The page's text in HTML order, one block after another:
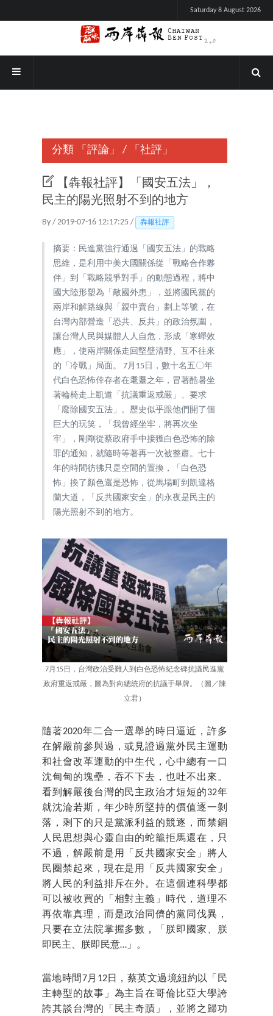
Saturday 8 August 2026
分類 「評論」 / 「社評」
【犇報社評】「國安五法」，
民主的陽光照射不到的地方
By / 2019-07-16 12:17:25 / 犇報社評
摘要：民進黨強行通過「國安五法」的戰略
思維，是利用中美大國關係從「戰略合作夥
伴」到「戰略競爭對手」的動態過程，將中
國大陸形塑為「敵國外患」，並將國民黨的
兩岸和解路線與「親中賣台」劃上等號，在
台灣內部營造「恐共、反共」的政治氛圍，
讓台灣人民與媒體人人自危，形成「寒蟬效
應」，使兩岸關係走回堅壁清野、互不往來
的「冷戰」局面。 7月15日，數十名五〇年
代白色恐怖倖存者在耄耋之年，冒著酷暑坐
著輪椅走上凱道「抗議重返戒嚴」、要求
「廢除國安五法」。歷史似乎跟他們開了個
巨大的玩笑，「我曾經坐牢，將再次坐
牢」，剛剛從蔡政府手中接獲白色恐怖的除
罪的通知，就隨時等著再一次被整肅。七十
年的時間彷彿只是空間的置換，「白色恐
怖」換了顏色還是恐怖，從馬場町到凱達格
蘭大道，「反共國家安全」的永夜是民主的
陽光照射不到的地方。
7月15日，台灣政治受難人到白色恐怖紀念碑抗議民進黨
政府重返戒嚴，圖為對向總統府的抗議手舉牌。（圖／陳
立君）
隨著2020年二合一選舉的時日逼近，許多
在解嚴前參與過，或見證過黨外民主運動
和社會改革運動的中生代，心中總有一口
沈甸甸的塊壘，吞不下去，也吐不出來。
看到解嚴後台灣的民主政治才短短的32年
就沈淪若斯，年少時所堅持的價值逐一剝
落，剩下的只是黨派利益的競逐，而禁錮
人民思想與心靈自由的蛇籠拒馬還在，只
不過，解嚴前是用「反共國家安全」將人
民圈禁起來，現在是用「反共國家安全」
將人民的利益排斥在外。在這個連科學都
可以被收買的「相對主義」時代，道理不
再依靠真理，而是政治同儕的黨同伐異，
只要在立法院掌握多數，「朕即國家、朕
即民主、朕即民意…」。
當地時間7月12日，蔡英文過境紐約以「民
主轉型的故事」為主旨在哥倫比亞大學誇
誇其談台灣的「民主奇蹟」，並將之歸功